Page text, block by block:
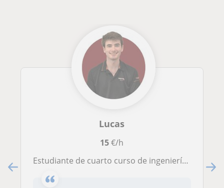
Lucas
15€/h
Estudiante de cuarto curso de ingeniería. Especialidad en Matemáticas, economía y física para le EBAU.